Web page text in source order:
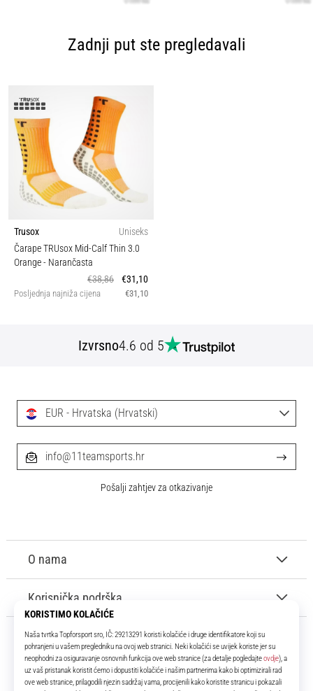
Zadnji put ste pregledavali
Trusox
Uniseks
Čarape TRUsox Mid-Calf Thin 3.0
Orange- Narančasta
€38,86
€31,10
Posljednja najniža cijena €31,10
Izvrsno4.6 od 5
11teamsports.hr
Tvoj smo pouzdani suigrač već više od 16 godina! Cijelo to vrijeme
O nama
Korisnička podrška
EUR - Hrvatska (Hrvatski)
info@11teamsports.hr
Pošalji zahtjev za otkazivanje